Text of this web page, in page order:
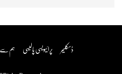
ہم سے پرائیویسی پالیسی ڈسکلیمر